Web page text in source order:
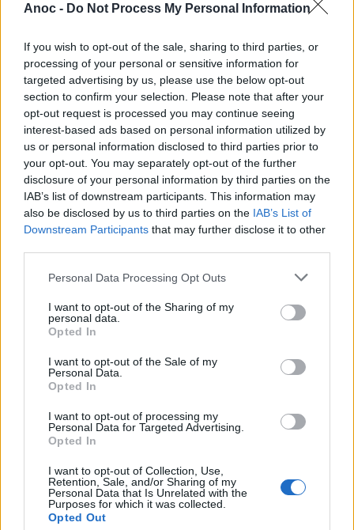
Anoc - Do Not Process My Personal Information
If you wish to opt-out of the sale, sharing to third parties, or
processing of your personal or sensitive information for
targeted advertising by us, please use the below opt-out
section to confirm your selection. Please note that after your
opt-out request is processed you may continue seeing
interest-based ads based on personal information utilized by
us or personal information disclosed to third parties prior to
your opt-out. You may separately opt-out of the further
disclosure of your personal information by third parties on the
IAB’s list of downstream participants. This information may
also be disclosed by us to third parties on the IAB’s List of
Downstream Participants that may further disclose it to other
Personal Data Processing Opt Outs
I want to opt-out of the Sharing of my
personal data.
Opted In
I want to opt-out of the Sale of my
Personal Data.
Opted In
I want to opt-out of processing my
Personal Data for Targeted Advertising.
Opted In
I want to opt-out of Collection, Use,
Retention, Sale, and/or Sharing of my
Personal Data that Is Unrelated with the
Purposes for which it was collected.
Opted Out
Visite guidée : Montpellier By Night
Dynamique et grouillante de vie en journée, la ville de
Montpellier devient calme et lumineuse à la nuit tombée.
Rendez-vous à la Tour de la Babote pour une visite guidée
atypique : Montpellier By Night.
Visite guidée de la Tour de la Babote à
Montpellier - Plus haut vers les étoiles
Devenue siège de la Fédération d'astronomie populaire
amateur du Midi, la Tour de la Babote à Montpellier ne se
visite pas tous les jours. Alors profitez vite d'une visite